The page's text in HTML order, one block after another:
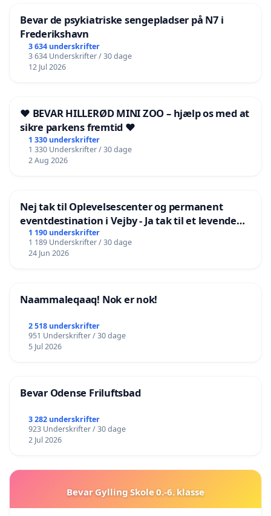
Bevar de psykiatriske sengepladser på N7 i
Frederikshavn
3 634 underskrifter
3 634 Underskrifter / 30 dage
12 Jul 2026
❤️ BEVAR HILLERØD MINI ZOO – hjælp os med at
sikre parkens fremtid ❤️
1 330 underskrifter
1 330 Underskrifter / 30 dage
2 Aug 2026
Nej tak til Oplevelsescenter og permanent
eventdestination i Vejby - Ja tak til et levende
lokalområde i balance
1 190 underskrifter
1 189 Underskrifter / 30 dage
24 Jun 2026
Naammaleqaaq! Nok er nok!
2 518 underskrifter
951 Underskrifter / 30 dage
5 Jul 2026
Bevar Odense Friluftsbad
3 282 underskrifter
923 Underskrifter / 30 dage
2 Jul 2026
Bevar Gylling Skole 0.-6. klasse